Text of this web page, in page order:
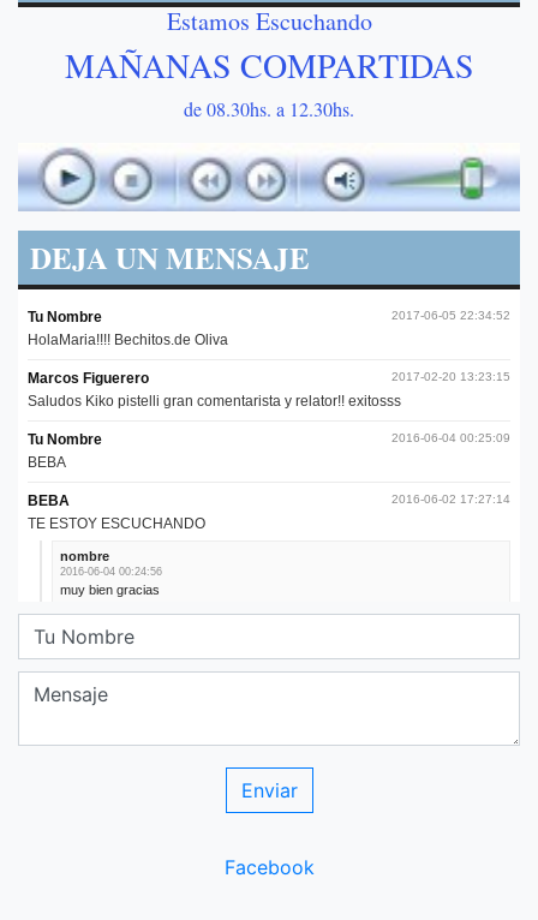
Estamos Escuchando
MAÑANAS COMPARTIDAS
de 08.30hs. a 12.30hs.
DEJA UN MENSAJE
Facebook